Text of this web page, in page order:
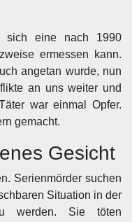
sich eine nach 1990
ermessen kann.
angetan wurde, nun
an uns weiter und
war einmal Opfer.
gemacht.
Gesicht
Serienmörder suchen
Situation in der
werden. Sie töten